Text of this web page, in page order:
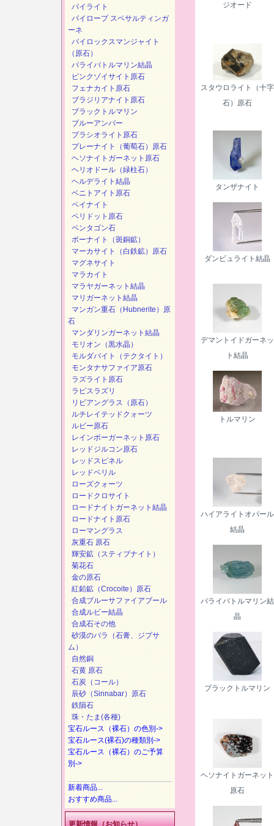
ジオード
スタウロライト（十字
石）原石
タンザナイト
ダンビュライト結晶
デマントイドガーネッ
ト結晶
トルマリン
ハイアライトオパール
結晶
パライバトルマリン結
晶
ブラックトルマリン
ヘソナイトガーネット
原石
パイライト
パイロープ スペサルティンガ
ーネ
パイロックスマンジャイト
（原石）
パライバトルマリン結晶
ピンクゾイサイト原石
フェナカイト原石
ブラジリアナイト原石
ブラックトルマリン
ブルーアンバー
プラシオライト原石
プレーナイト（葡萄石）原石
ヘソナイトガーネット原石
ヘリオドール（緑柱石）
ヘルデライト結晶
ベニトアイト原石
ペイナイト
ペリドット原石
ペンタゴン石
ボーナイト（斑銅鉱）
マーカサイト（白鉄鉱）原石
マグネサイト
マラカイト
マラヤガーネット結晶
マリガーネット結晶
マンガン重石（Hubnerite）原
石
マンダリンガーネット結晶
モリオン（黒水晶）
モルダバイト（テクタイト）
モンタナサファイア原石
ラズライト原石
ラピスラズリ
リビアングラス（原石）
ルチレイテッドクォーツ
ルビー原石
レインボーガーネット原石
レッドジルコン原石
レッドスピネル
レッドベリル
ローズクォーツ
ロードクロサイト
ロードナイトガーネット結晶
ロードナイト原石
ローマングラス
灰重石 原石
輝安鉱（スティブナイト）
菊花石
金の原石
紅鉛鉱（Crocoite）原石
合成ブルーサファイアブール
合成ルビー結晶
合成石その他
砂漠のバラ（石膏、ジプサ
ム）
自然銅
石黄 原石
石炭（コール）
辰砂（Sinnabar）原石
鉄隕石
珠・たま(各種)
宝石ルース（裸石）の色別->
宝石ルース(裸石)の種類別->
宝石ルース（裸石）のご予算
別->
新着商品...
おすすめ商品...
更新情報（お知らせ）